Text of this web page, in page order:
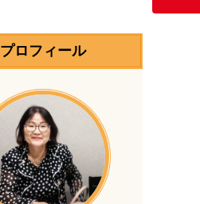
プロフィール